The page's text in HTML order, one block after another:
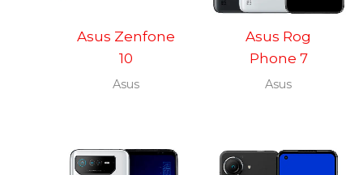
Asus Zenfone
10
Asus
Asus Rog
Phone 7
Asus